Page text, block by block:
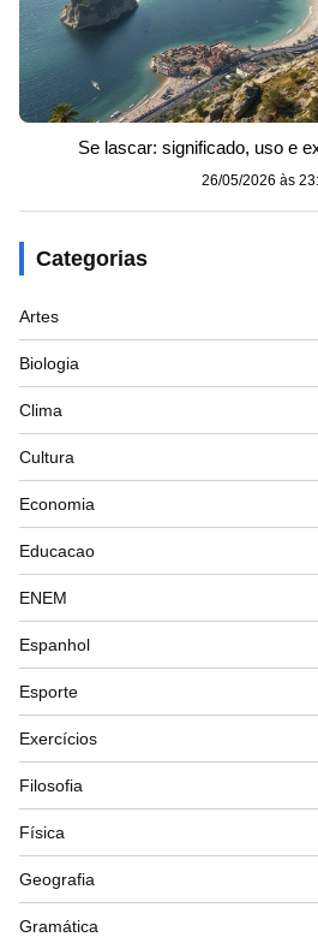
Se lascar: significado, uso e
26/05/2026 às
Categorias
Artes
Biologia
Clima
Cultura
Economia
Educacao
ENEM
Espanhol
Esporte
Exercícios
Filosofia
Física
Geografia
Gramática